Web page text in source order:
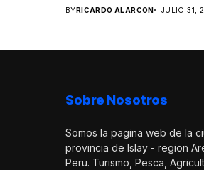
BYRICARDO ALARCON JULIO 31,
Sobre Nosotros
Somos la pagina web de la
provincia de Islay - region
Peru. Turismo, Pesca,